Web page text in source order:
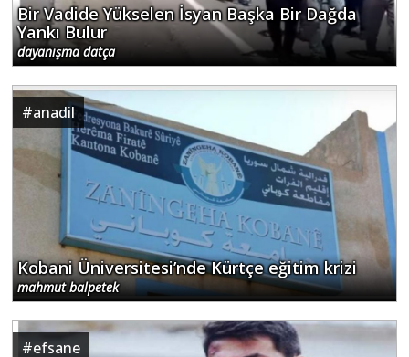
Bir Vadide Yükselen İsyan Başka Bir Dağda
Yankı Bulur
dayanışma datça
#anadil
Kobani Üniversitesi’nde Kürtçe eğitim krizi
mahmut balpetek
#efsane